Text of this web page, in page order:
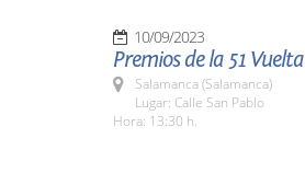
10/09/2023
Premios de la 51
Salamanca (Salamanca)
Lugar: Calle San Pablo
Hora: 13:30 h.